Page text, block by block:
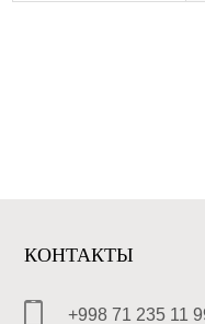
КОНТАКТЫ
+998 71 235 11